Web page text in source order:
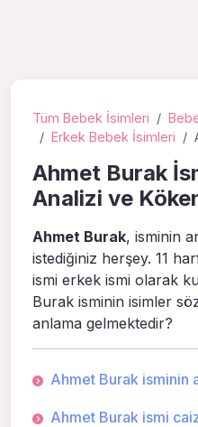
Tüm Bebek İsimleri
Erkek Bebek İsimleri
Ahmet Burak
Analizi ve
Ahmet Burak, isminin
istediğiniz herşey. 11
ismi erkek ismi olarak
Burak isminin isimler
anlama gelmektedir?
Ahmet Burak isminin
Ahmet Burak ismi